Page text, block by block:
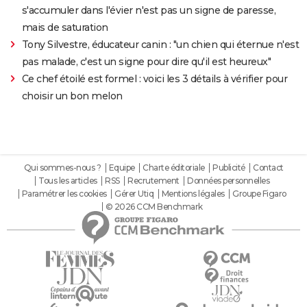
s'accumuler dans l'évier n'est pas un signe de paresse,
mais de saturation
Tony Silvestre, éducateur canin : "un chien qui éternue n'est
pas malade, c'est un signe pour dire qu'il est heureux"
Ce chef étoilé est formel : voici les 3 détails à vérifier pour
choisir un bon melon
Qui sommes-nous ? Equipe Charte éditoriale Publicité
Contact
Tous les articles
RSS Recrutement
Données personnelles
Paramétrer les cookies
Gérer Utiq Mentions légales
Groupe Figaro
© 2026 CCM Benchmark